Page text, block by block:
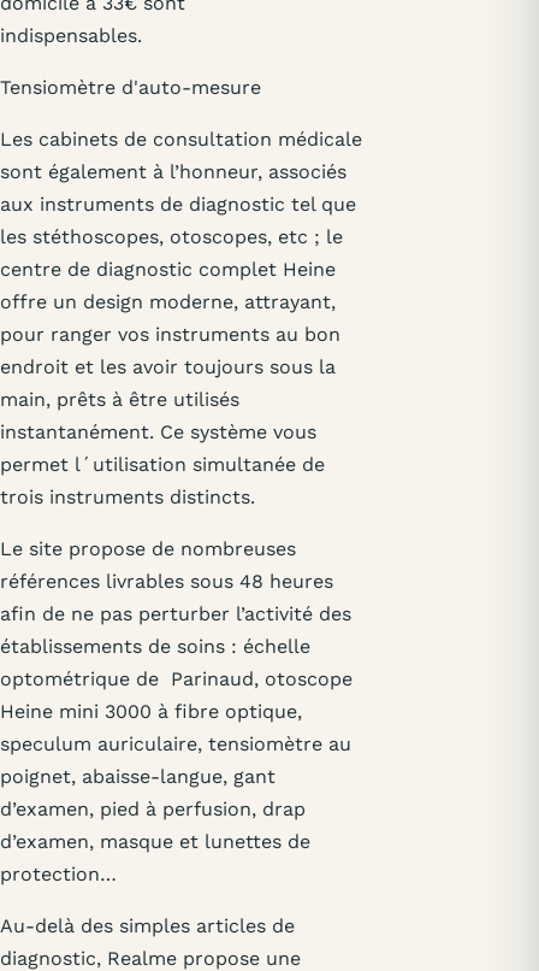
indispensables.
Tensiomètre d'auto-mesure
Les cabinets de consultation médicale
sont également à l’honneur, associés
aux instruments de diagnostic tel que
les stéthoscopes, otoscopes, etc ; le
centre de diagnostic complet Heine
offre un design moderne, attrayant,
pour ranger vos instruments au bon
endroit et les avoir toujours sous la
main, prêts à être utilisés
instantanément. Ce système vous
permet l´utilisation simultanée de
trois instruments distincts.
Le site propose de nombreuses
références livrables sous 48 heures
afin de ne pas perturber l’activité des
établissements de soins : échelle
optométrique de Parinaud, otoscope
Heine mini 3000 à fibre optique,
speculum auriculaire, tensiomètre au
poignet, abaisse-langue, gant
d’examen, pied à perfusion, drap
d’examen, masque et lunettes de
protection…
Au-delà des simples articles de
diagnostic, Realme propose une